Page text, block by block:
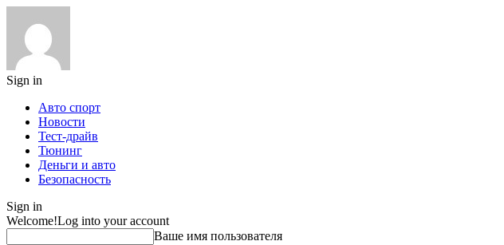
Sign in
Авто спорт
Новости
Тест-драйв
Тюнинг
Деньги и авто
Безопасность
Sign in
Welcome!Log into your account
Ваше имя пользователя